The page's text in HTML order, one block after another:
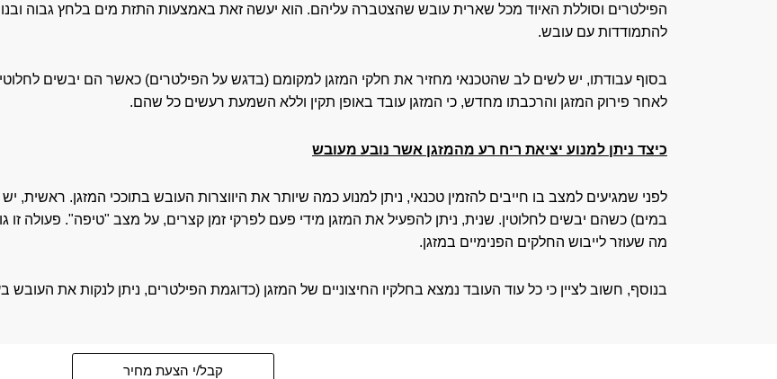
הפילטרים וסוללת האיוד מכל שארית עובש שהצטברה עליהם. הוא יעשה זאת באמצעות התזת מים בלחץ גבוה
להתמודדות עם עובש.
בסוף עבודתו, יש לשים לב שהטכנאי מחזיר את חלקי המזגן למקומם (בדגש על הפילטרים) כאשר הם יבשים
לאחר פירוק המזגן והרכבתו מחדש, כי המזגן עובד באופן תקין וללא השמעת רעשים כל שהם.
כיצד ניתן למנוע יציאת ריח רע מהמזגן אשר נובע מעובש
לפני שמגיעים למצב בו חייבים להזמין טכנאי, ניתן למנוע כמה שיותר את היווצרות העובש בתוככי המזגן.
במים) כשהם יבשים לחלוטין. שנית, ניתן להפעיל את המזגן מידי פעם לפרקי זמן קצרים, על מצב "טיפה". פעולה
מה שעוזר לייבוש החלקים הפנימיים במזגן.
בנוסף, חשוב לציין כי כל עוד העובד נמצא בחלקיו החיצוניים של המזגן (כדוגמת הפילטרים, ניתן לנקות את העובש
קבל/י הצעת מחיר